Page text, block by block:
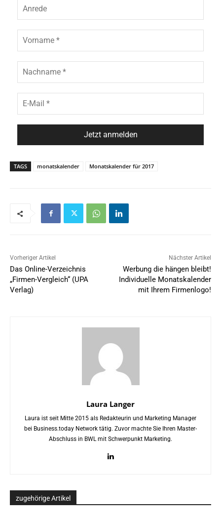
TAGS monatskalender Monatskalender für 2017
Vorheriger Artikel
Das Online-Verzeichnis
„Firmen-Vergleich“ (UPA
Verlag)
Nächster Artikel
Werbung die hängen bleibt!
Individuelle Monatskalender
mit Ihrem Firmenlogo!
Laura Langer
Laura ist seit Mitte 2015 als Redakteurin und Marketing Manager
bei Business.today Network tätig. Zuvor machte Sie Ihren Master-
Abschluss in BWL mit Schwerpunkt Marketing.
zugehörige Artikel